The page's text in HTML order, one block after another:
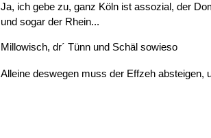
Ja, ich gebe zu, ganz Köln ist assozial, der
und sogar der Rhein...
Millowisch, dr´ Tünn und Schäl sowieso
Alleine deswegen muss der Effzeh absteigen,